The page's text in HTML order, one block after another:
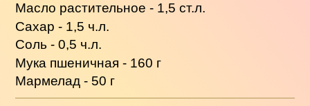
Масло растительное - 1,5 ст.л.
Сахар - 1,5 ч.л.
Соль - 0,5 ч.л.
Мука пшеничная - 160 г
Мармелад - 50 г